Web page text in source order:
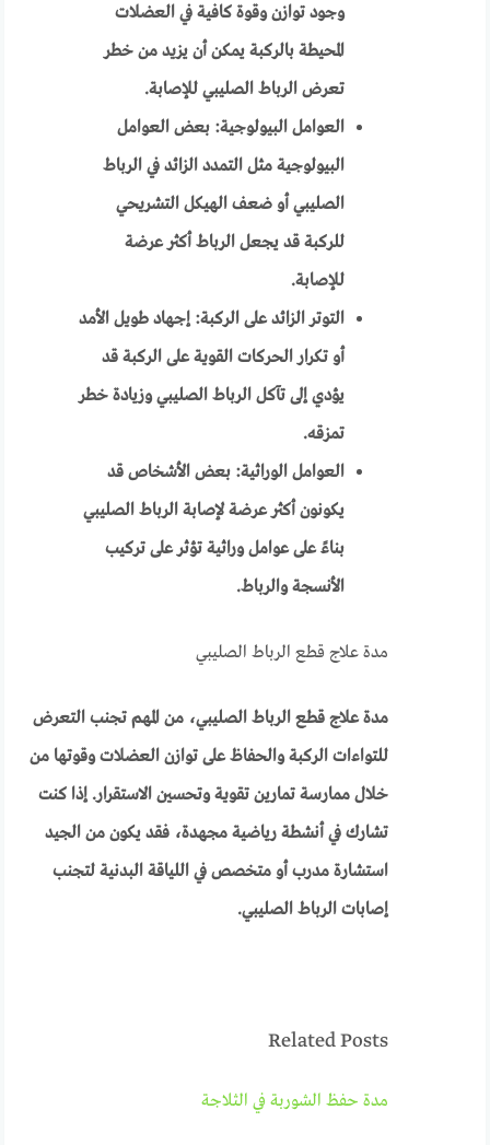
وجود توازن وقوة كافية في العضلات
المحيطة بالركبة يمكن أن يزيد من خطر
تعرض الرباط الصليبي للإصابة.
العوامل البيولوجية: بعض العوامل
البيولوجية مثل التمدد الزائد في الرباط
الصليبي أو ضعف الهيكل التشريحي
للركبة قد يجعل الرباط أكثر عرضة
للإصابة.
التوتر الزائد على الركبة: إجهاد طويل الأمد
أو تكرار الحركات القوية على الركبة قد
يؤدي إلى تآكل الرباط الصليبي وزيادة خطر
تمزقه.
العوامل الوراثية: بعض الأشخاص قد
يكونون أكثر عرضة لإصابة الرباط الصليبي
بناءً على عوامل وراثية تؤثر على تركيب
الأنسجة والرباط.
مدة علاج قطع الرباط الصليبي
مدة علاج قطع الرباط الصليبي، من المهم تجنب التعرض
للتواءات الركبة والحفاظ على توازن العضلات وقوتها من
خلال ممارسة تمارين تقوية وتحسين الاستقرار. إذا كنت
تشارك في أنشطة رياضية مجهدة، فقد يكون من الجيد
استشارة مدرب أو متخصص في اللياقة البدنية لتجنب
إصابات الرباط الصليبي.
Related Posts
مدة حفظ الشوربة في الثلاجة